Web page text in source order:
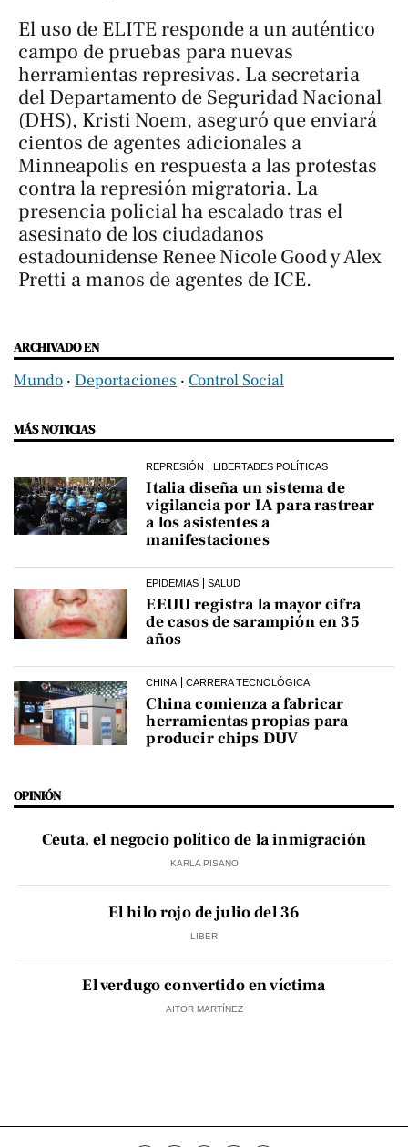
El uso de ELITE responde a un auténtico
campo de pruebas para nuevas
herramientas represivas. La secretaria
del Departamento de Seguridad Nacional
(DHS), Kristi Noem, aseguró que enviará
cientos de agentes adicionales a
Minneapolis en respuesta a las protestas
contra la represión migratoria. La
presencia policial ha escalado tras el
asesinato de los ciudadanos
estadounidense Renee Nicole Good y Alex
Pretti a manos de agentes de ICE.
ARCHIVADO EN
Mundo ‧ Deportaciones ‧ Control Social
MÁS NOTICIAS
REPRESIÓN LIBERTADES POLÍTICAS
Italia diseña un sistema de
vigilancia por IA para rastrear
a los asistentes a
manifestaciones
EPIDEMIAS SALUD
EEUU registra la mayor cifra
de casos de sarampión en 35
años
CHINA CARRERA TECNOLÓGICA
China comienza a fabricar
herramientas propias para
producir chips DUV
OPINIÓN
Ceuta, el negocio político de la inmigración
KARLA PISANO
El hilo rojo de julio del 36
LIBER
El verdugo convertido en víctima
AITOR MARTÍNEZ